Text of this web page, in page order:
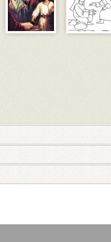
que
a
y por los
tu Hijo
de
Peregrina
Señor mío
por ser
amo
de todo
Quiero
vida, obras
de mis
bondad y
me los
gracia